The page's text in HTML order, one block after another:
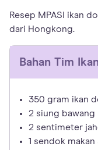
Resep MPASI ikan
dari Hongkong.
Bahan Tim
350 gram ikan
2 siung
2 sentimeter
1 sendok